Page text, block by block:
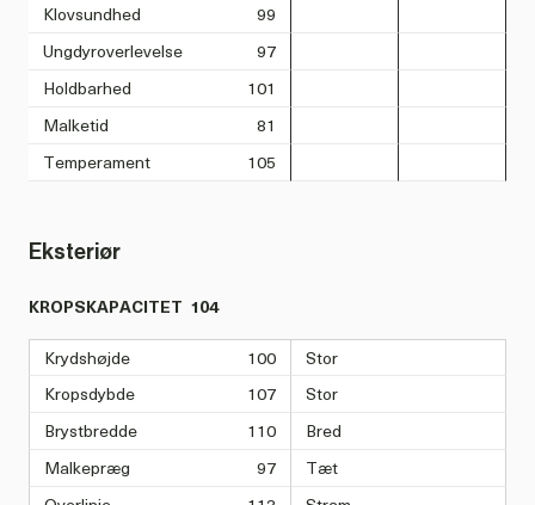
Klovsundhed
99
Ungdyroverlevelse
97
Holdbarhed
101
Malketid
81
Temperament
105
Eksteriør
KROPSKAPACITET 104
Krydshøjde 100
Stor
Kropsdybde
107
Stor
Brystbredde
110
Bred
Malkepræg
97
Tæt